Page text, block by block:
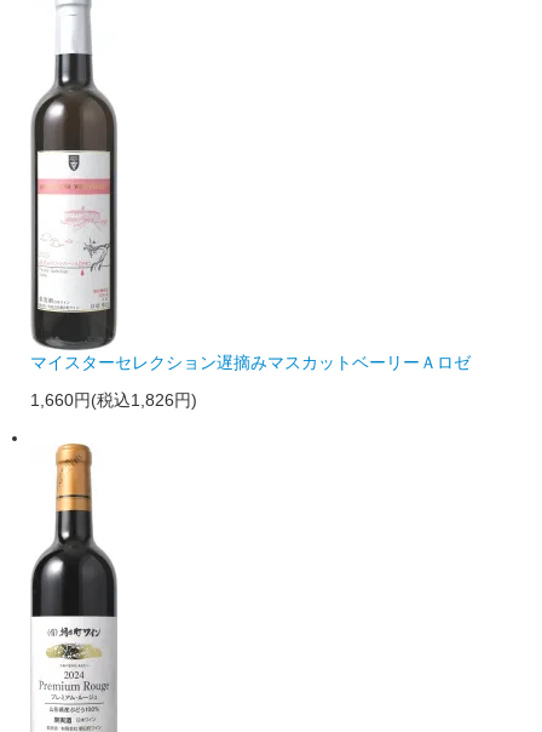
マイスターセレクション遅摘みマスカットベーリーＡロゼ
1,660円(税込1,826円)